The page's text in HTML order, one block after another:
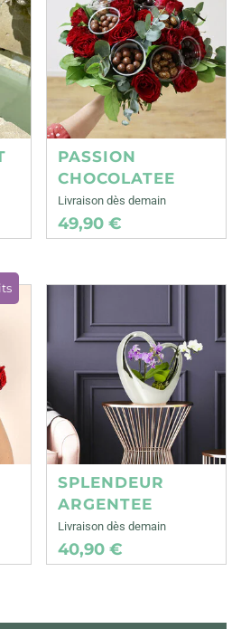
PASSION
CHOCOLATEE
Livraison dès demain
49,90 €
SPLENDEUR
ARGENTEE
Livraison dès demain
40,90 €